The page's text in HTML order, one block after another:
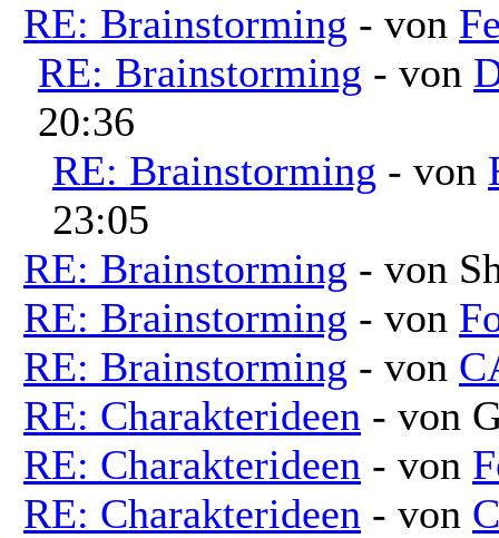
RE: Brainstorming - von
RE: Brainstorming - von
20:36
RE: Brainstorming - von
23:05
RE: Brainstorming - von
RE: Brainstorming - von
RE: Brainstorming - von
RE: Charakterideen - von
RE: Charakterideen - von
RE: Charakterideen - von